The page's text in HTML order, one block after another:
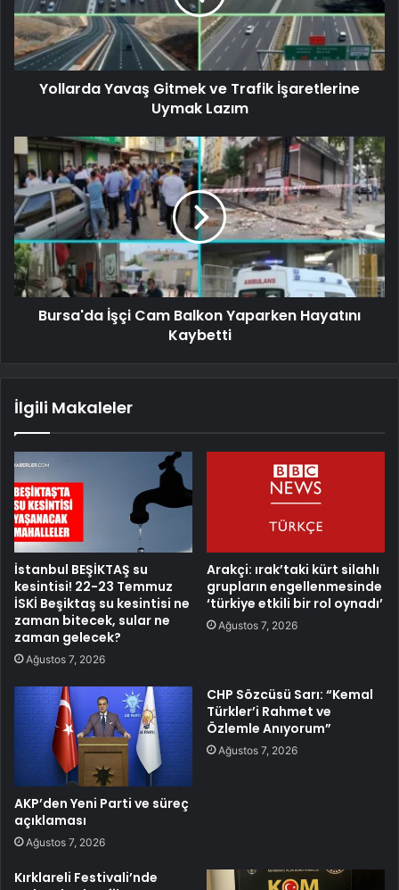
Yollarda Yavaş Gitmek ve Trafik İşaretlerine
Uymak Lazım
Bursa'da İşçi Cam Balkon Yaparken Hayatını
Kaybetti
İlgili Makaleler
İstanbul BEŞİKTAŞ su
kesintisi! 22-23 Temmuz
İSKİ Beşiktaş su kesintisi ne
zaman bitecek, sular ne
zaman gelecek?
Ağustos 7, 2026
Arakçi: ırak’taki kürt silahlı
grupların engellenmesinde
‘türkiye etkili bir rol oynadı’
Ağustos 7, 2026
AKP’den Yeni Parti ve süreç
açıklaması
Ağustos 7, 2026
CHP Sözcüsü Sarı: “Kemal
Türkler’i Rahmet ve
Özlemle Anıyorum”
Ağustos 7, 2026
Kırklareli Festivali’nde